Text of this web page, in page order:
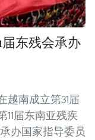
届东残会承办
越南成立第31届
11届东南亚残疾
承办国家指导委员